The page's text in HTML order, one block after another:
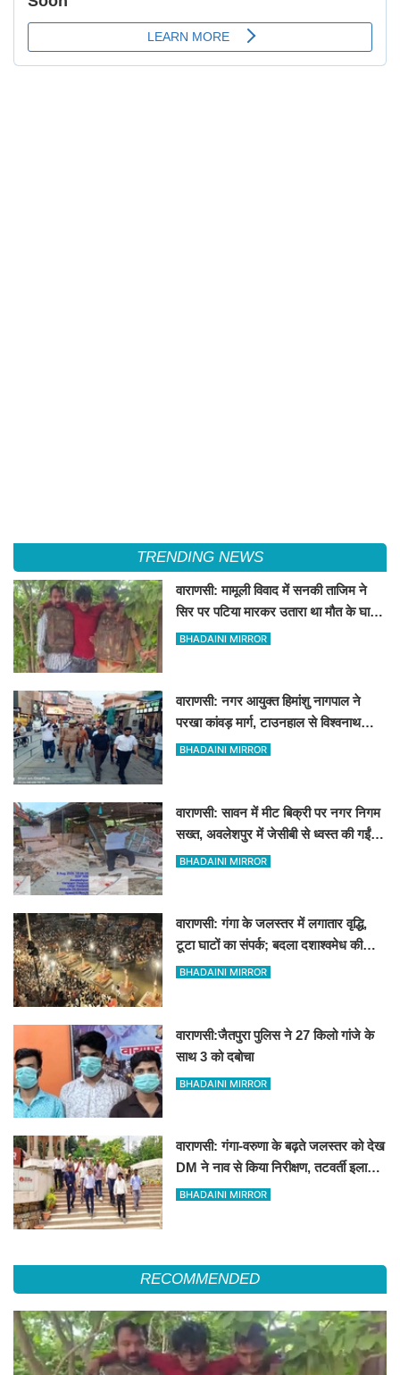
TRENDING NEWS
वाराणसी: मामूली विवाद में सनकी ताजिम ने
सिर पर पटिया मारकर उतारा था मौत के घाट,
पत्नी रहती है मायके, जानें पूरा घटनाक्रम
BHADAINI MIRROR
वाराणसी: नगर आयुक्त हिमांशु नागपाल ने
परखा कांवड़ मार्ग, टाउनहाल से विश्वनाथ
मंदिर तक किया पैदल और गोल्फ कार्ट से
BHADAINI MIRROR
वाराणसी: सावन में मीट बिक्री पर नगर निगम
सख्त, अवलेशपुर में जेसीबी से ध्वस्त की गईं
12 दुकानें
BHADAINI MIRROR
वाराणसी: गंगा के जलस्तर में लगातार वृद्धि,
टूटा घाटों का संपर्क; बदला दशाश्वमेध की
विश्वप्रसिद्ध महाआरती का स्थान
BHADAINI MIRROR
वाराणसी:जैतपुरा पुलिस ने 27 किलो गांजे के
साथ 3 को दबोचा
BHADAINI MIRROR
वाराणसी: गंगा-वरुणा के बढ़ते जलस्तर को देख
DM ने नाव से किया निरीक्षण, तटवर्ती इलाकों
के लिए अलर्ट जारी
BHADAINI MIRROR
RECOMMENDED